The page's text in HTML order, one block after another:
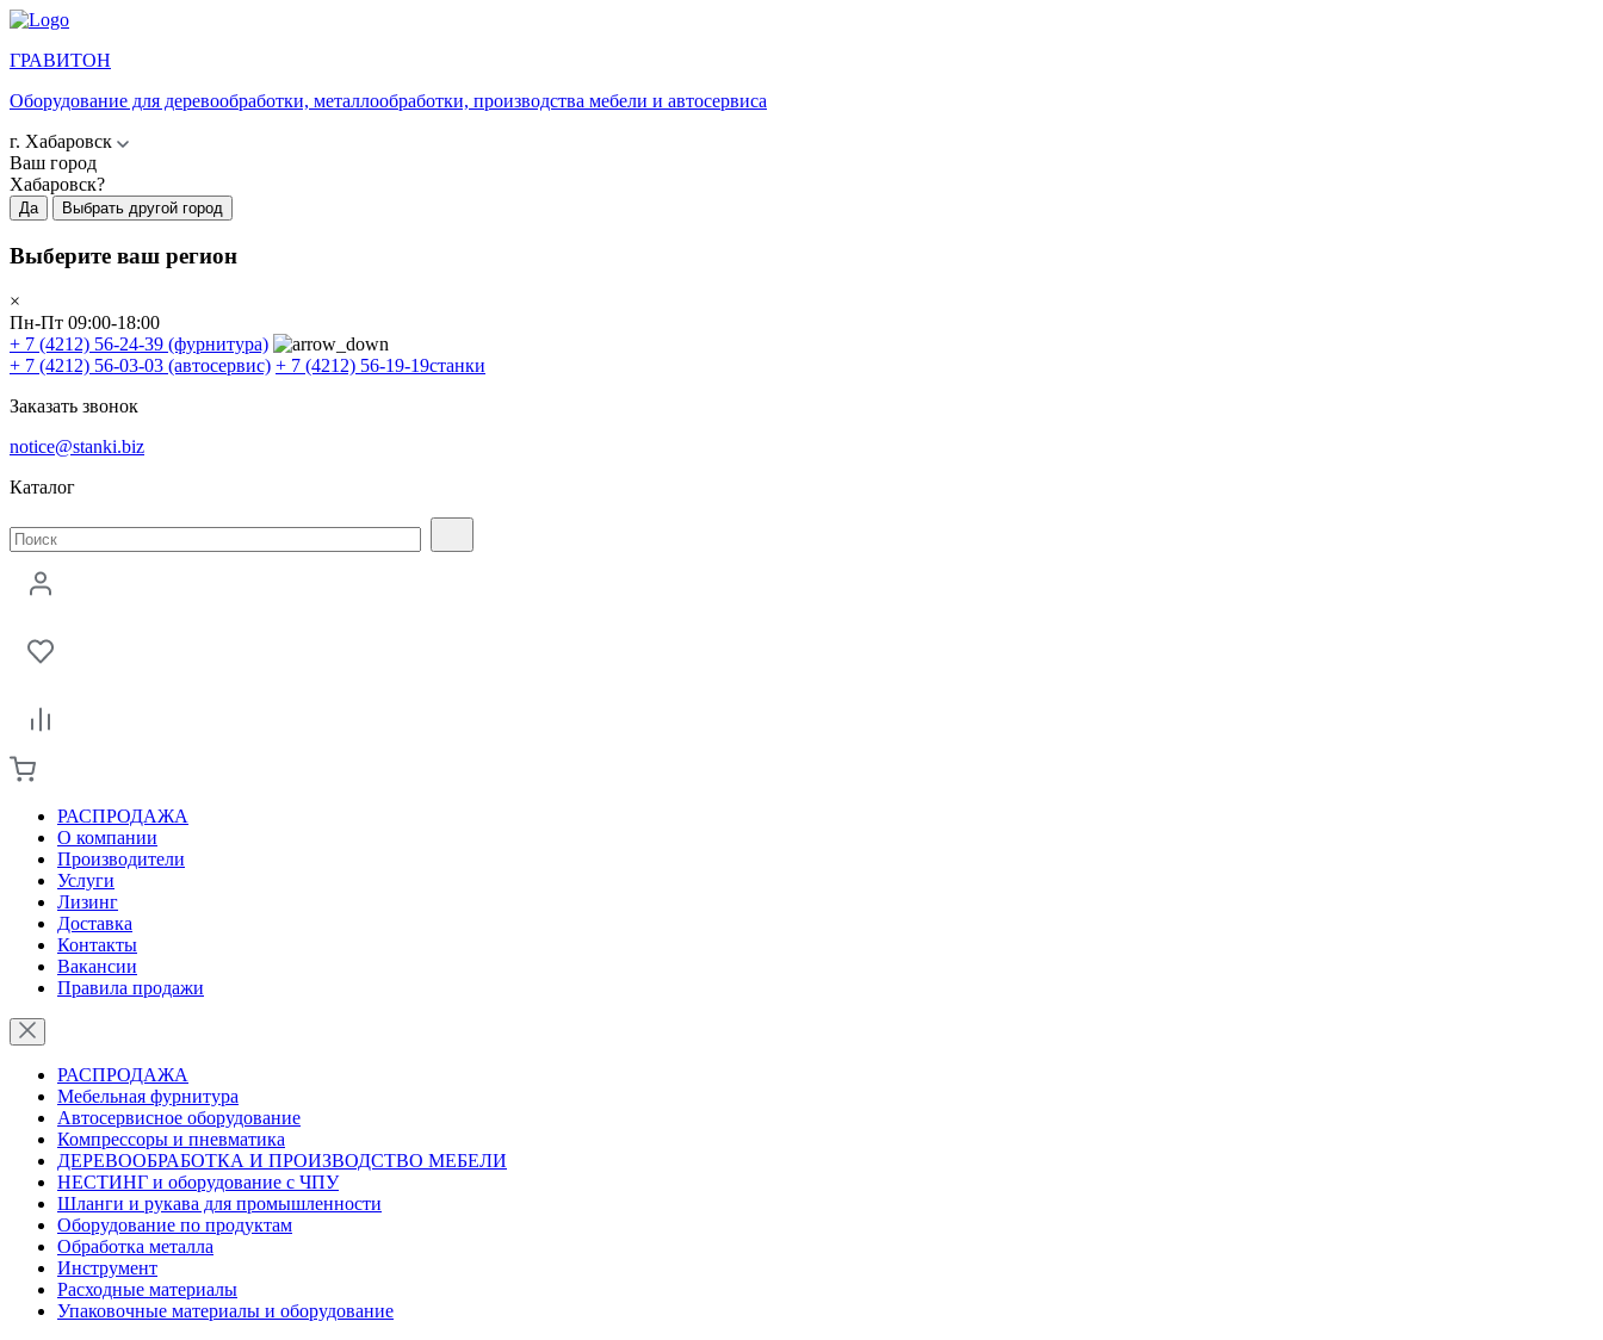
ГРАВИТОН
Оборудование для деревообработки, металлообработки, производства мебели и автосервиса
г. Хабаровск
Ваш город
Хабаровск?
Да Выбрать другой город
Выберите ваш регион
×
Пн-Пт 09:00-18:00
+ 7 (4212) 56-24-39 (фурнитура)
+ 7 (4212) 56-03-03 (автосервис) + 7 (4212) 56-19-19станки
Заказать звонок
notice@stanki.biz
Каталог
РАСПРОДАЖА
О компании
Производители
Услуги
Лизинг
Доставка
Контакты
Вакансии
Правила продажи
РАСПРОДАЖА
Мебельная фурнитура
Автосервисное оборудование
Компрессоры и пневматика
ДЕРЕВООБРАБОТКА И ПРОИЗВОДСТВО МЕБЕЛИ
НЕСТИНГ и оборудование с ЧПУ
Шланги и рукава для промышленности
Оборудование по продуктам
Обработка металла
Инструмент
Расходные материалы
Упаковочные материалы и оборудование